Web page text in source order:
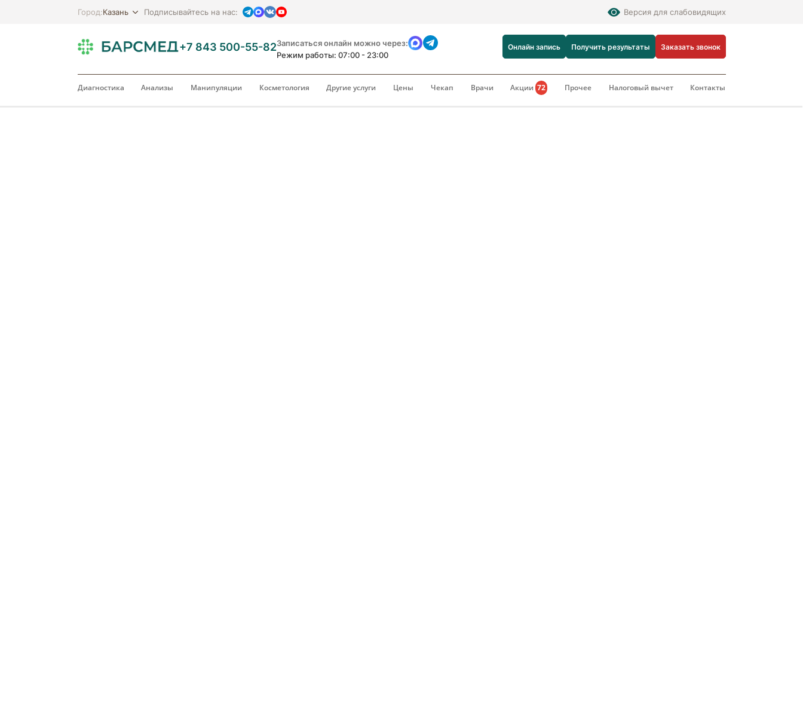
Город:Казань Подписывайтесь на нас: Версия для слабовидящих
+7 843 500-55-82Записаться онлайн можно через:
Режим работы: 07:00 - 23:00
Онлайн запись Получить результаты Заказать звонок
Диагностика Анализы Манипуляции Косметология Другие услуги Цены Чекап Врачи Акции72 Прочее Налоговый вычет Контакты